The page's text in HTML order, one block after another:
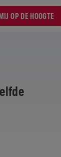
OP DE HOOGTE